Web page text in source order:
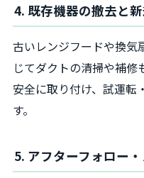
4. 既存機器の撤去と
古いレンジフードや換気
じてダクトの清掃や補修
安全に取り付け、試運転
す。
5. アフターフォロー